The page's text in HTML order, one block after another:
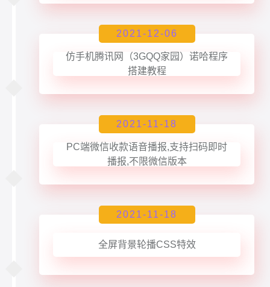
2021-12-06
仿手机腾讯网（3GQQ家园）诺哈程序
搭建教程
2021-11-18
PC端微信收款语音播报,支持扫码即时
播报,不限微信版本
2021-11-18
全屏背景轮播CSS特效